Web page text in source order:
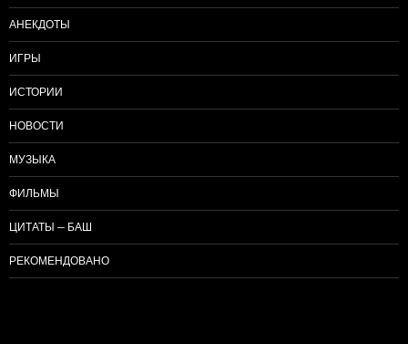
АНЕКДОТЫ
ИГРЫ
ИСТОРИИ
НОВОСТИ
МУЗЫКА
ФИЛЬМЫ
ЦИТАТЫ — БАШ
РЕКОМЕНДОВАНО